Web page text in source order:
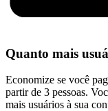
Quanto mais
Economize se você
partir de 3 pessoas.
mais usuários à sua